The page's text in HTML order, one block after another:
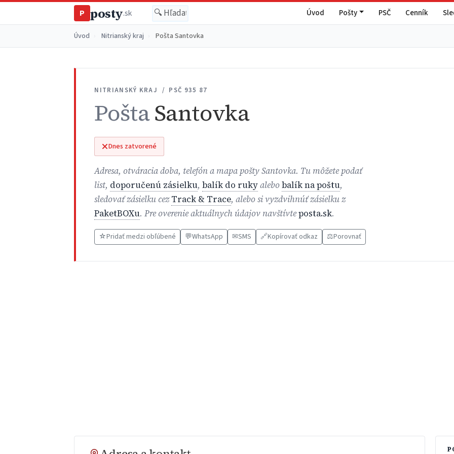
P posty.sk Úvod Pošty PSČ Cenník
Úvod Nitrianský kraj Pošta Santovka
NITRIANSKÝ KRAJ / PSČ 935 87
PoštaSantovka
Dnes zatvorené
Adresa, otváracia doba, telefón a mapa pošty Santovka. Tu môžete podať
list, doporučenú zásielku,balík do rukyalebobalík na poštu,
sledovať zásielku cezTrack & Trace, alebo si vyzdvihnúť zásielku z
PaketBOXu. Pre overenie aktuálnych údajov navštívteposta.sk.
☆Pridať medzi obľúbené 💬WhatsApp ✉SMS 🔗Kopírovať odkaz ⚖️Porovnať